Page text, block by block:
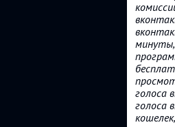
минуты,
голоса
голоса